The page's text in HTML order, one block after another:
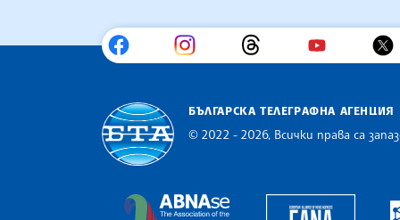
БЪЛГАРСКА ТЕЛЕГРАФНА АГЕНЦИЯ
© 2022 - 2026, Всички права са
The Assocoation of the